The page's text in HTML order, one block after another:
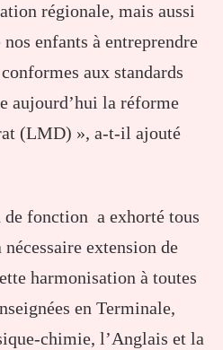
régionale, mais aussi
enfants à entreprendre
aux standards
aujourd’hui la réforme
(LMD) », a-t-il ajouté
fonction a exhorté tous
extension de
harmonisation à toutes
en Terminale,
chimie, l’Anglais et la